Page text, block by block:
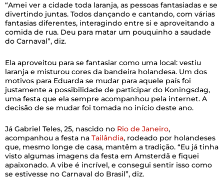
“Amei ver a cidade toda laranja, as pessoas fantasiadas e se
divertindo juntas. Todos dançando e cantando, com várias
fantasias diferentes, interagindo entre si e aproveitando a
comida de rua. Deu para matar um pouquinho a saudade
do Carnaval”, diz.
Ela aproveitou para se fantasiar como uma local: vestiu
laranja e misturou cores da bandeira holandesa. Um dos
motivos para Eduarda se mudar para aquele país foi
justamente a possibilidade de participar do Koningsdag,
uma festa que ela sempre acompanhou pela internet. A
decisão de se mudar foi tomada no início deste ano.
Já Gabriel Teles, 25, nascido no Rio de Janeiro,
acompanhou a festa na Tailândia, rodeado por holandeses
que, mesmo longe de casa, mantêm a tradição. “Eu já tinha
visto algumas imagens da festa em Amsterdã e fiquei
apaixonado. A vibe é incrível, e consegui sentir isso como
se estivesse no Carnaval do Brasil”, diz.